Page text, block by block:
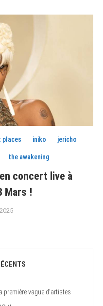
places iniko jericho
the awakening
en concert live à
Mars !
première vague d’artistes